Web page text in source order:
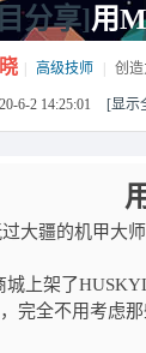
分享]用
高级技师 创造
6-2 14:25:01 [显示
疆的机甲大师
架了
完全不用考虑